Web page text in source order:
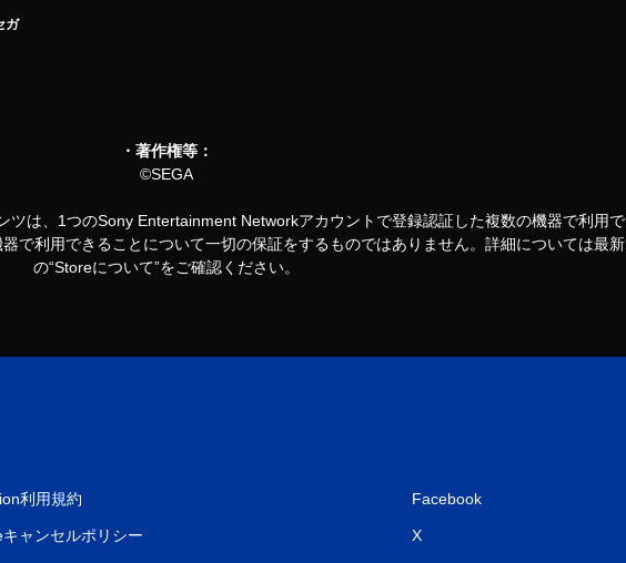
ガ
・著作権等：
©SEGA
は、1つのSony Entertainment Networkアカウントで登録認証した複数の機器で利用で
で利用できることについて一切の保証をするものではありません。詳細については最新
の“Storeについて”をご確認ください。
利用規約
ャンセルポリシー
Facebook
X